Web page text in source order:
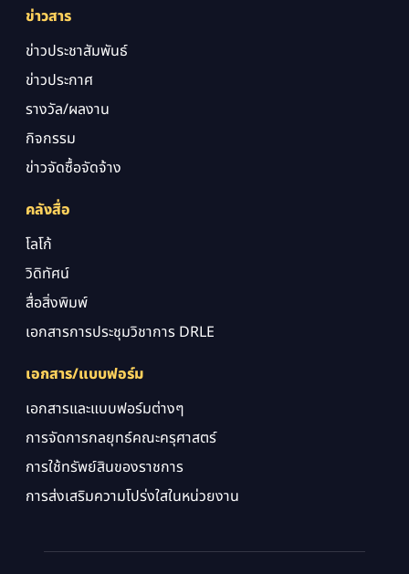
ข่าวสาร
ข่าวประชาสัมพันธ์
ข่าวประกาศ
รางวัล/ผลงาน
กิจกรรม
ข่าวจัดซื้อจัดจ้าง
คลังสื่อ
โลโก้
วิดิทัศน์
สื่อสิ่งพิมพ์
เอกสารการประชุมวิชาการ DRLE
เอกสาร/แบบฟอร์ม
เอกสารและแบบฟอร์มต่างๆ
การจัดการกลยุทธ์คณะครุศาสตร์
การใช้ทรัพย์สินของราชการ
การส่งเสริมความโปร่งใสในหน่วยงาน